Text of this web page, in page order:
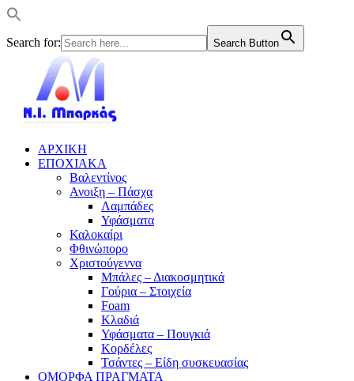
Search for: Search Button
ΑΡΧΙΚΗ
ΕΠΟΧΙΑΚΑ
Βαλεντίνος
Ανοιξη – Πάσχα
Λαμπάδες
Υφάσματα
Καλοκαίρι
Φθινώπορο
Χριστούγεννα
Μπάλες – Διακοσμητικά
Γούρια – Στοιχεία
Foam
Κλαδιά
Υφάσματα – Πουγκιά
Κορδέλες
Τσάντες – Είδη συσκευασίας
ΟΜΟΡΦΑ ΠΡΑΓΜΑΤΑ